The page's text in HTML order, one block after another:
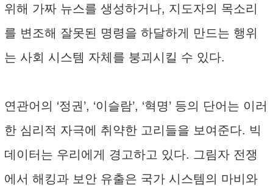
위해 가짜 뉴스를 생성하거나, 지도자의 목소리
를 변조해 잘못된 명령을 하달하게 만드는 행위
는 사회 시스템 자체를 붕괴시킬 수 있다.
연관어의 ‘정권’, ‘이슬람’, ‘혁명’ 등의 단어는 이러
한 심리적 자극에 취약한 고리들을 보여준다. 빅
데이터는 우리에게 경고하고 있다. 그림자 전쟁
에서 해킹과 보안 유출은 국가 시스템의 마비와